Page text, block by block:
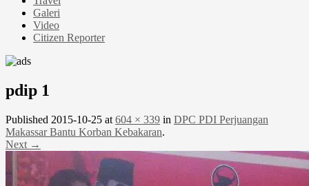
Galeri
Video
Citizen Reporter
pdip 1
Published 2015-10-25 at 604 × 339 in DPC PDI Perjuangan
Makassar Bantu Korban Kebakaran.
Next →